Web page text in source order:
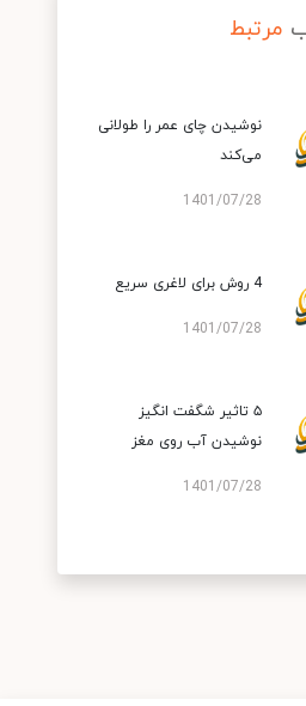
مرتبط
نوشیدن چای عمر را طولانی
می‌کند
1401/07/28
4 روش برای لاغری سریع
1401/07/28
۵ تاثیر شگفت انگیز
نوشیدن آب روی مغز
1401/07/28